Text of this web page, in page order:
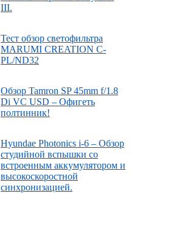
III.
Тест обзор светофильтра
MARUMI CREATION C-
PL/ND32
Обзор Tamron SP 45mm f/1.8
Di VC USD – Офигеть
полтинник!
Hyundae Photonics i-6 – Обзор
студийной вспышки со
встроенным аккумулятором и
высокоскоростной
синхронизацией.